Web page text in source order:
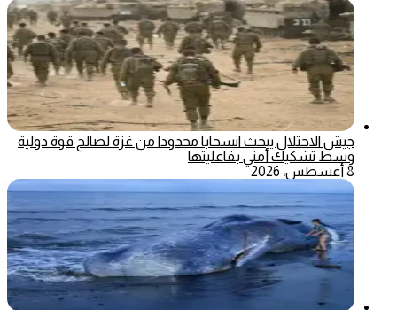
جيش الاحتلال يبحث انسحابا محدودا من غزة لصالح قوة دولية
وسط تشكيك أمني بفاعليتها
8 أغسطس، 2026